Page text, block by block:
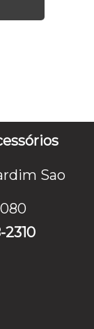
Sao